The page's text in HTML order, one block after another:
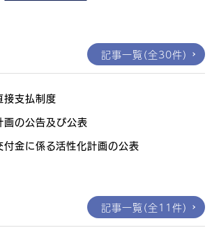
記事一覧（全30件）
接支払制度
画の公告及び公表
付金に係る活性化計画の公表
記事一覧（全11件）